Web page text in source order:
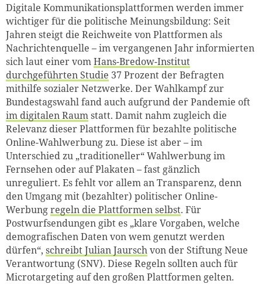
Digitale Kommunikationsplattformen werden immer
wichtiger für die politische Meinungsbildung: Seit
Jahren steigt die Reichweite von Plattformen als
Nachrichtenquelle – im vergangenen Jahr informierten
sich laut einer vomHans-Bredow-Institut
durchgeführten Studie 37 Prozent der Befragten
mithilfe sozialer Netzwerke. Der Wahlkampf zur
Bundestagswahl fand auch aufgrund der Pandemie oft
im digitalen Raumstatt. Damit nahm zugleich die
Relevanz dieser Plattformen für bezahlte politische
Online-Wahlwerbung zu. Diese ist aber – im
Unterschied zu „traditioneller“ Wahlwerbung im
Fernsehen oder auf Plakaten – fast gänzlich
unreguliert. Es fehlt vor allem an Transparenz, denn
den Umgang mit (bezahlter) politischer Online-
Werbungregeln die Plattformen selbst. Für
Postwurfsendungen gibt es „klare Vorgaben, welche
demografischen Daten von wem genutzt werden
dürfen“, schreibt Julian Jaurschvon der Stiftung Neue
Verantwortung (SNV). Diese Regeln sollten auch für
Microtargeting auf den großen Plattformen gelten.